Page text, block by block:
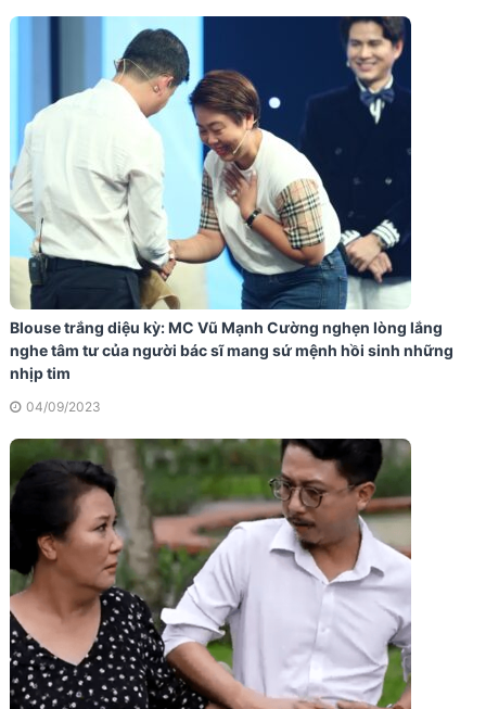
Blouse trắng diệu kỳ: MC Vũ Mạnh Cường nghẹn lòng lắng
nghe tâm tư của người bác sĩ mang sứ mệnh hồi sinh những
nhịp tim
04/09/2023